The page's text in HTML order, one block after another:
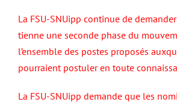
La FSU-SNUipp continue de
tienne une seconde phase du
l’ensemble des postes proposés
pourraient postuler en toute
La FSU-SNUipp demande que les